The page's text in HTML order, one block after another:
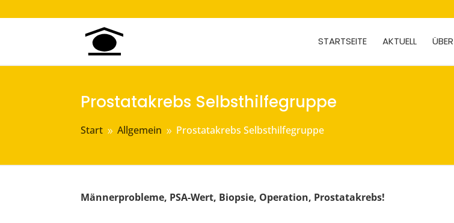
STARTSEITE AKTUELL
Prostatakrebs Selbsthilfegruppe
Start 9 Allgemein 9 Prostatakrebs Selbsthilfegruppe
Männerprobleme, PSA-Wert, Biopsie, Operation, Prostatakrebs!